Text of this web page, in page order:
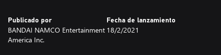
Publicado por
BANDAI NAMCO Entertainment
America Inc.
Fecha de lanzamiento
18/2/2021